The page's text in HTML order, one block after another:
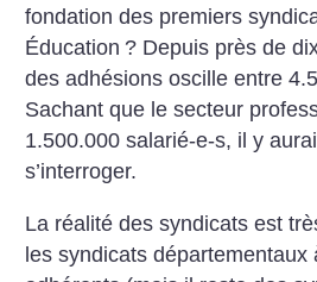
fondation des premiers
Éducation ? Depuis près de
des adhésions oscille entre
Sachant que le secteur
1.500.000 salarié-e-s, il y
s’interroger.
La réalité des syndicats est
les syndicats départementaux